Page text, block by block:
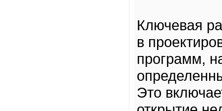
Ключевая
в
программ,
Это